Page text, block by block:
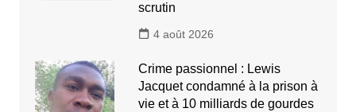
scrutin
4 août 2026
Crime passionnel : Lewis
Jacquet condamné à la prison à
vie et à 10 milliards de gourdes